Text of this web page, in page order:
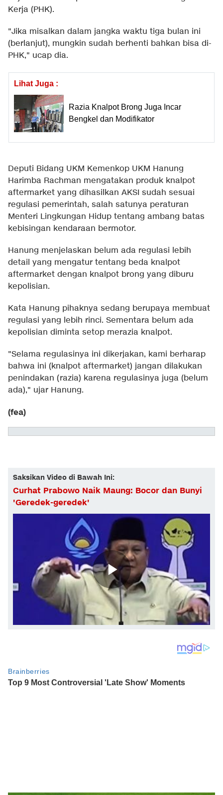
Kerja (PHK).
"Jika misalkan dalam jangka waktu tiga bulan ini
(berlanjut), mungkin sudah berhenti bahkan bisa di-
PHK," ucap dia.
Lihat Juga :
Razia Knalpot Brong Juga Incar
Bengkel dan Modifikator
Deputi Bidang UKM Kemenkop UKM Hanung
Harimba Rachman mengatakan produk knalpot
aftermarket yang dihasilkan AKSI sudah sesuai
regulasi pemerintah, salah satunya peraturan
Menteri Lingkungan Hidup tentang ambang batas
kebisingan kendaraan bermotor.
Hanung menjelaskan belum ada regulasi lebih
detail yang mengatur tentang beda knalpot
aftermarket dengan knalpot brong yang diburu
kepolisian.
Kata Hanung pihaknya sedang berupaya membuat
regulasi yang lebih rinci. Sementara belum ada
kepolisian diminta setop merazia knalpot.
"Selama regulasinya ini dikerjakan, kami berharap
bahwa ini (knalpot aftermarket) jangan dilakukan
penindakan (razia) karena regulasinya juga (belum
ada)," ujar Hanung.
(fea)
Saksikan Video di Bawah Ini:
Curhat Prabowo Naik Maung: Bocor dan Bunyi
'Geredek-geredek'